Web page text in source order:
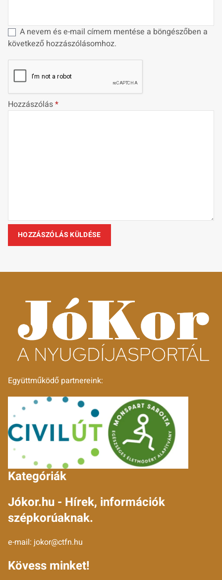
A nevem és e-mail címem mentése a böngészőben a
következő hozzászólásomhoz.
Hozzászólás*
Együttműködő partnereink:
Kategóriák
Jókor.hu - Hírek, információk
szépkorúaknak.
e-mail: jokor@ctfn.hu
Kövess minket!